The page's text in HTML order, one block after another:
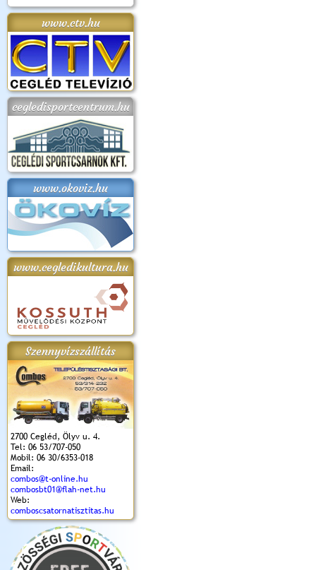
www.ctv.hu
cegledisportcentrum.hu
www.okoviz.hu
www.cegledikultura.hu
Szennyvízszállítás
2700 Cegléd, Ölyv u. 4.
Tel: 06 53/707-050
Mobil: 06 30/6353-018
Email:
combos@t-online.hu
combosbt01@flah-net.hu
Web:
comboscsatornatisztitas.hu
2018.
Kossuth Toborzó
Ünnepély
Szent István Ünnepe
(2017. 08. 20.)